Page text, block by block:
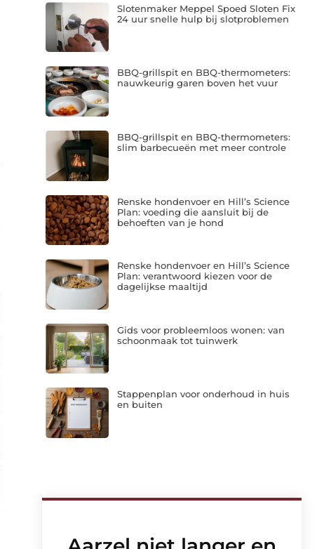
Slotenmaker Meppel Spoed Sloten Fix
24 uur snelle hulp bij slotproblemen
BBQ-grillspit en BBQ-thermometers:
nauwkeurig garen boven het vuur
BBQ-grillspit en BBQ-thermometers:
slim barbecueën met meer controle
Renske hondenvoer en Hill’s Science
Plan: voeding die aansluit bij de
behoeften van je hond
Renske hondenvoer en Hill’s Science
Plan: verantwoord kiezen voor de
dagelijkse maaltijd
Gids voor probleemloos wonen: van
schoonmaak tot tuinwerk
Stappenplan voor onderhoud in huis
en buiten